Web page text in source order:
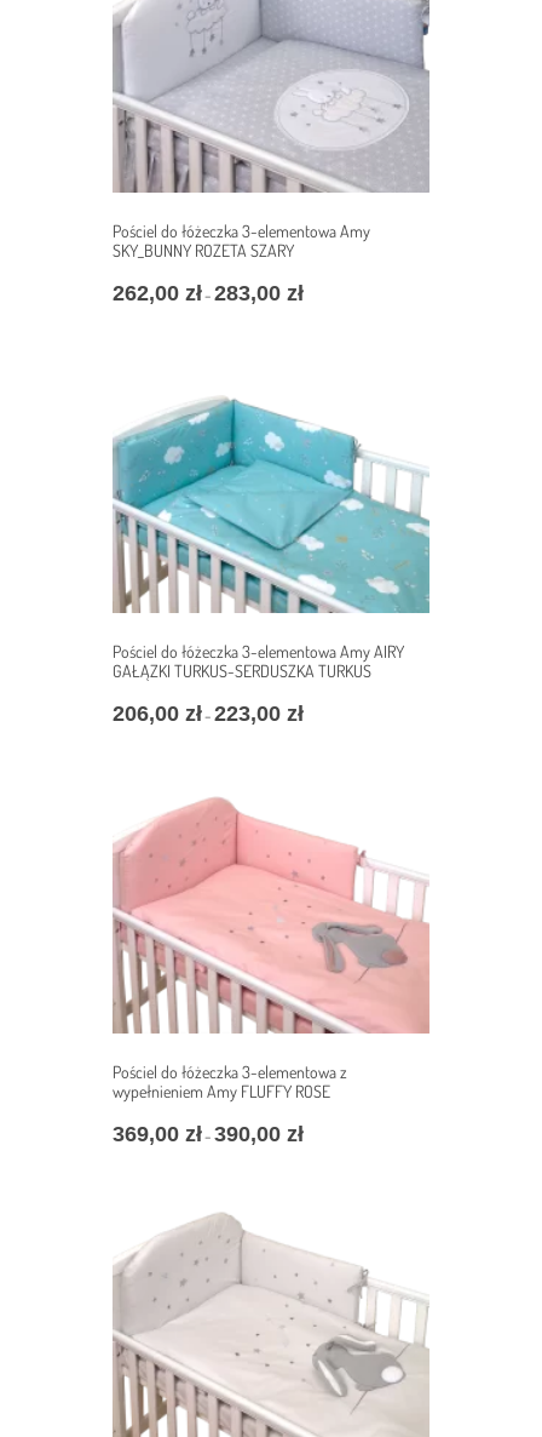
Pościel do łóżeczka 3-elementowa Amy
SKY_BUNNY ROZETA SZARY
262,00 zł– 283,00 złZakres
Pościel do łóżeczka 3-elementowa Amy AIRY
GAŁĄZKI TURKUS-SERDUSZKA TURKUS
206,00 zł– 223,00 złZakres
Pościel do łóżeczka 3-elementowa z
wypełnieniem Amy FLUFFY ROSE
369,00 zł– 390,00 złZakres
390,00 zł